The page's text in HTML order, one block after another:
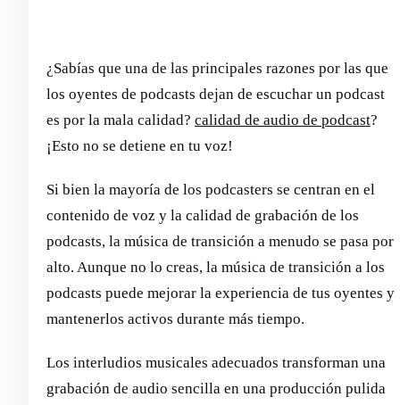
¿Sabías que una de las principales razones por las que
los oyentes de podcasts dejan de escuchar un podcast
es por la mala calidad? calidad de audio de podcast?
¡Esto no se detiene en tu voz!
Si bien la mayoría de los podcasters se centran en el
contenido de voz y la calidad de grabación de los
podcasts, la música de transición a menudo se pasa por
alto. Aunque no lo creas, la música de transición a los
podcasts puede mejorar la experiencia de tus oyentes y
mantenerlos activos durante más tiempo.
Los interludios musicales adecuados transforman una
grabación de audio sencilla en una producción pulida